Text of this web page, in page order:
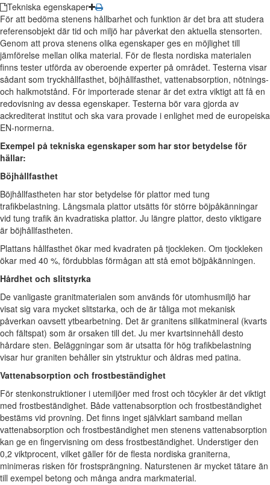
Tekniska egenskaper
För att bedöma stenens hållbarhet och funktion är det bra att studera
referensobjekt där tid och miljö har påverkat den aktuella stensorten.
Genom att prova stenens olika egenskaper ges en möjlighet till
jämförelse mellan olika material. För de flesta nordiska materialen
finns tester utförda av oberoende experter på området. Testerna visar
sådant som tryckhållfasthet, böjhållfasthet, vattenabsorption, nötnings-
och halkmotstånd. För importerade stenar är det extra viktigt att få en
redovisning av dessa egenskaper. Testerna bör vara gjorda av
ackrediterat institut och ska vara provade i enlighet med de europeiska
EN-normerna.
Exempel på tekniska egenskaper som har stor betydelse för
hällar:
Böjhållfasthet
Böjhållfastheten har stor betydelse för plattor med tung
trafikbelastning. Långsmala plattor utsätts för större böjpåkänningar
vid tung trafik än kvadratiska plattor. Ju längre plattor, desto viktigare
är böjhållfastheten.
Plattans hållfasthet ökar med kvadraten på tjockleken. Om tjockleken
ökar med 40 %, fördubblas förmågan att stå emot böjpåkänningen.
Hårdhet och slitstyrka
De vanligaste granitmaterialen som används för utomhusmiljö har
visat sig vara mycket slitstarka, och de är tåliga mot mekanisk
påverkan oavsett ytbearbetning. Det är granitens silikatmineral (kvarts
och fältspat) som är orsaken till det. Ju mer kvartsinnehåll desto
hårdare sten. Beläggningar som är utsatta för hög trafikbelastning
visar hur graniten behåller sin ytstruktur och åldras med patina.
Vattenabsorption och frostbeständighet
För stenkonstruktioner i utemiljöer med frost och töcykler är det viktigt
med frostbeständighet. Både vattenabsorption och frostbeständighet
bestäms vid provning. Det finns inget självklart samband mellan
vattenabsorption och frostbeständighet men stenens vattenabsorption
kan ge en fingervisning om dess frostbeständighet. Understiger den
0,2 viktprocent, vilket gäller för de flesta nordiska graniterna,
minimeras risken för frostsprängning. Naturstenen är mycket tätare än
till exempel betong och många andra markmaterial.